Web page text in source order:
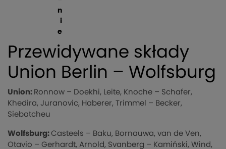
n
i
e
Przewidywane składy
Union Berlin – Wolfsburg
Union: Ronnow – Doekhi, Leite, Knoche – Schafer,
Khedira, Juranovic, Haberer, Trimmel – Becker,
Siebatcheu
Wolfsburg: Casteels – Baku, Bornauwa, van de Ven,
Otavio – Gerhardt, Arnold, Svanberg – Kamiński, Wind,